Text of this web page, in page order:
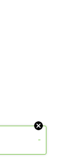
»